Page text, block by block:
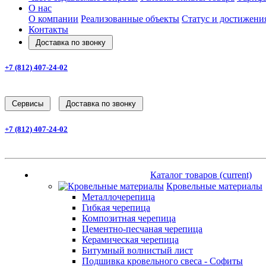
О нас
О компании Реализованные объекты Статус и
Контакты
Доставка по звонку
+7 (812) 407-24-02
Cервисы Доставка по звонку
+7 (812) 407-24-02
Каталог товаров (current)
Кровельные материалы
Металлочерепица
Гибкая черепица
Композитная черепица
Цементно-песчаная черепица
Керамическая черепица
Битумный волнистый лист
Подшивка кровельного свеса - Софиты